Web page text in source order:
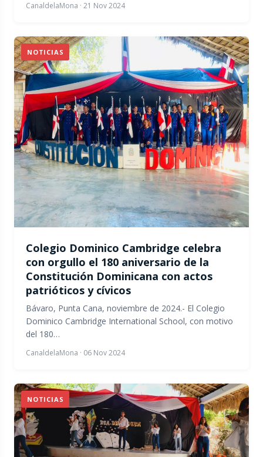
CanaldelaMona · 21 Nov 2024
NOTICIAS
Colegio Dominico Cambridge celebra
con orgullo el 180 aniversario de la
Constitución Dominicana con actos
patrióticos y cívicos
Bávaro, Punta Cana, noviembre de 2024.- El Colegio
Dominico Cambridge International School, con motivo
del 180…
CanaldelaMona · 06 Nov 2024
NOTICIAS